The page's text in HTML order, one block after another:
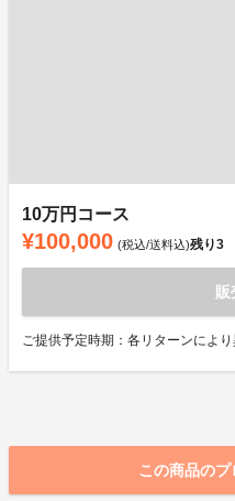
10万円コース
¥100,000 (税込/送料込)残り3
販
ご提供予定時期：各リターンによ
この商品の